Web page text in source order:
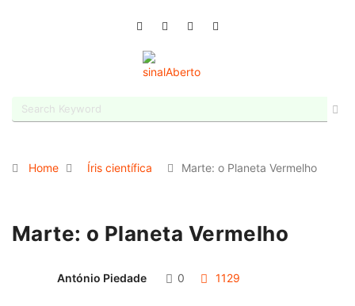
Home Íris científica Marte: o Planeta Vermelho
Marte: o Planeta Vermelho
António Piedade 0 1129